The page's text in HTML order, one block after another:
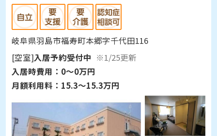
岐阜県羽島市福寿町本郷字千代田116
[空室]入居予約受付中 ※1/25更新
入居時費用： 0～0万円
月額利用料： 15.3～15.3万円